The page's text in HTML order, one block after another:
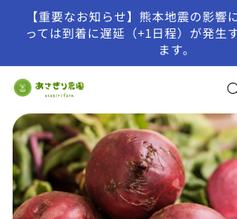
コンテンツに進む
【重要なお知らせ】熊本地震の影響
っては到着に遅延（+1日程）が発生
ます。